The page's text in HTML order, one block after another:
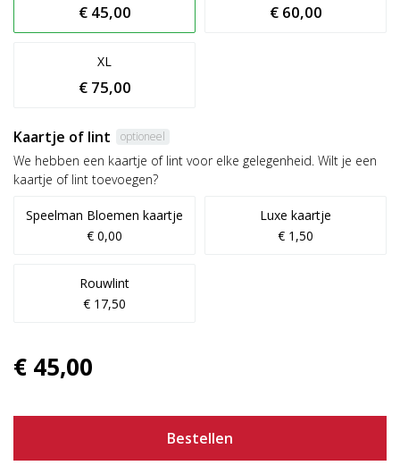
€ 45,00 € 60,00
XL
€ 75,00
Kaartje of lint optioneel
We hebben een kaartje of lint voor elke gelegenheid. Wilt je een
kaartje of lint toevoegen?
Speelman Bloemen kaartje
€ 0,00
Luxe kaartje
€ 1,50
Rouwlint
€ 17,50
€ 45,00
Bestellen